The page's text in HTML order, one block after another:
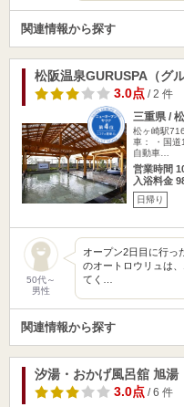
関連情報から探す
松阪温泉GURUSPA（グル
3.0点/ 2 件
三重県 /
松ヶ崎駅
車： ・国道
自動車…
営業時間
入浴料金
日帰り
50代～
男性
オープン2日目に行っ
のオートロウリュは
てく…
関連情報から探す
汐湯・おかげ風呂舘 旭湯
3.0点/ 6 件